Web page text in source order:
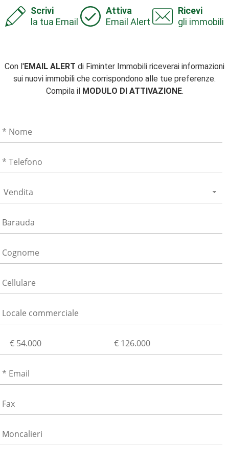
Scrivi
la tua Email
Attiva
Email Alert
Ricevi
gli immobili
Con l'EMAIL ALERT di Fiminter Immobili riceverai informazioni
sui nuovi immobili che corrispondono alle tue preferenze.
Compila il MODULO DI ATTIVAZIONE.
Vendita